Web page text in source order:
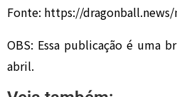
Fonte: https://
OBS: Essa publicação é uma
abril.